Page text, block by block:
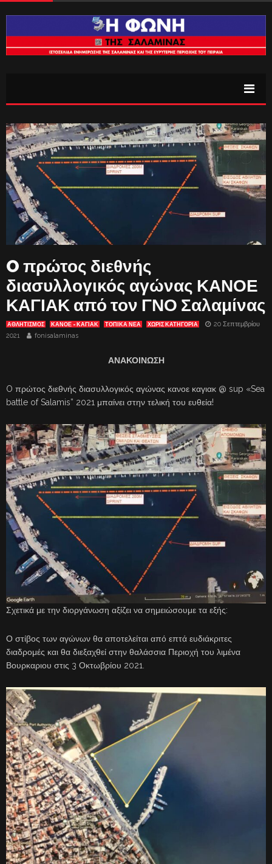
O πρώτος διεθνής
διασυλλογικός αγώνας ΚΑΝΟΕ
ΚΑΓΙΑΚ από τον ΓΝΟ Σαλαμίνας
ΑΘΛΗΤΙΣΜΟΣ ΚΑΝΌΕ - ΚΑΓΙΆΚ ΤΟΠΙΚΑ ΝΕΑ ΧΩΡΊΣ ΚΑΤΗΓΟΡΊΑ
20 Σεπτεμβρίου
2021
fonisalaminas
ΑΝΑΚΟΙΝΩΣΗ
O πρώτος διεθνής διασυλλογικός αγώνας κανοε καγιακ @ sup «Sea
battle of Salamis” 2021 μπαίνει στην τελική του ευθεία!
Σχετικά με την διοργάνωση αξίζει να σημειώσουμε τα εξής:
Ο στίβος των αγώνων θα αποτελείται από επτά ευδιάκριτες
διαδρομές και θα διεξαχθεί στην θαλάσσια Περιοχή του λιμένα
Βουρκαριου στις 3 Οκτωβρίου 2021.